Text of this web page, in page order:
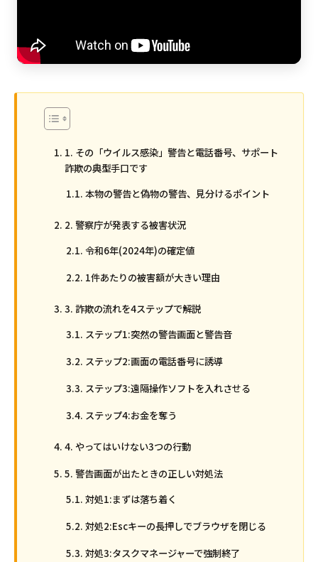
1. その「ウイルス感染」警告と電話番号、サポート
詐欺の典型手口です
本物の警告と偽物の警告、見分けるポイント
2. 警察庁が発表する被害状況
令和6年(2024年)の確定値
1件あたりの被害額が大きい理由
3. 詐欺の流れを4ステップで解説
ステップ1:突然の警告画面と警告音
ステップ2:画面の電話番号に誘導
ステップ3:遠隔操作ソフトを入れさせる
ステップ4:お金を奪う
4. やってはいけない3つの行動
5. 警告画面が出たときの正しい対処法
対処1:まずは落ち着く
対処2:Escキーの長押しでブラウザを閉じる
対処3:タスクマネージャーで強制終了